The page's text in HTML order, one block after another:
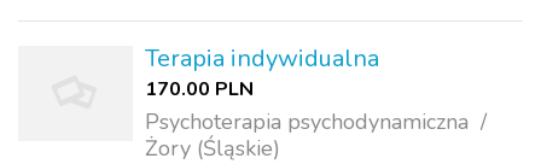
jakich pragniesz, dostrzeżenie własn...
Terapia indywidualna
170.00 PLN
Psychoterapia psychodynamiczna
Żory (Śląskie)